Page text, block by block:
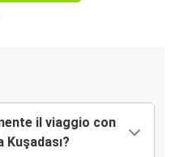
il viaggio con
Kuşadası?